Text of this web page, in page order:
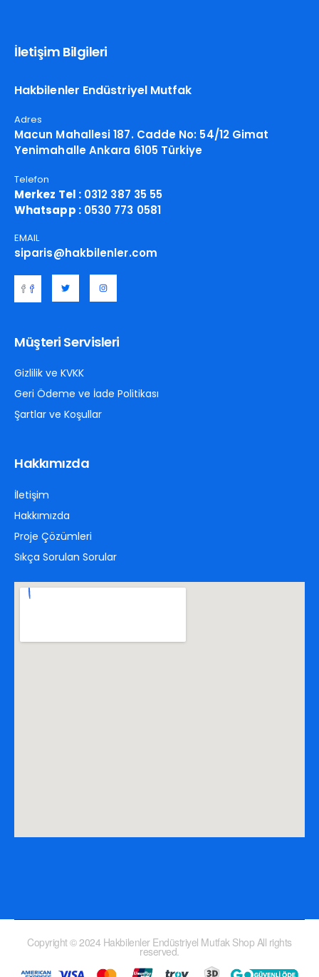
İletişim Bilgileri
Hakbilenler Endüstriyel Mutfak
Adres
Macun Mahallesi 187. Cadde No: 54/12 Gimat
Yenimahalle Ankara 6105 Türkiye
Telefon
Merkez Tel :0312 387 35 55
Whatsapp :0530 773 0581
EMAIL
siparis@hakbilenler.com
Müşteri Servisleri
Gizlilik ve KVKK
Geri Ödeme ve İade Politikası
Şartlar ve Koşullar
Hakkımızda
İletişim
Hakkımızda
Proje Çözümleri
Sıkça Sorulan Sorular
Copyright © 2024 Hakbilenler Endüstriyel Mutfak Shop All rights
reserved.